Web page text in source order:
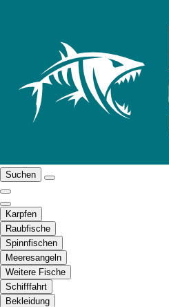
Suchen
Karpfen
Raubfische
Spinnfischen
Meeresangeln
Weitere Fische
Schifffahrt
Bekleidung